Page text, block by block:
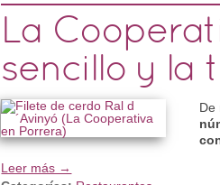
La
sencillo y la
De
Leer más →